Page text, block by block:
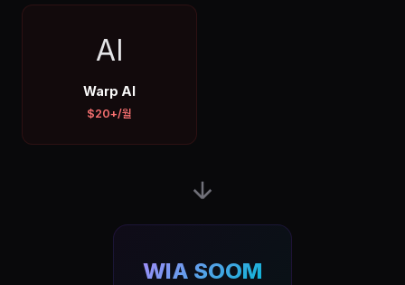
AI
Warp AI
$20+/월
WIA SOOM